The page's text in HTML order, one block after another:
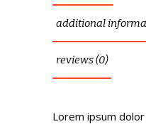
additional
reviews (0)
Lorem ipsum